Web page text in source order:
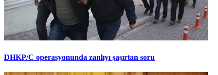
DHKP/C operasyonunda zanlıyı şaşırtan soru